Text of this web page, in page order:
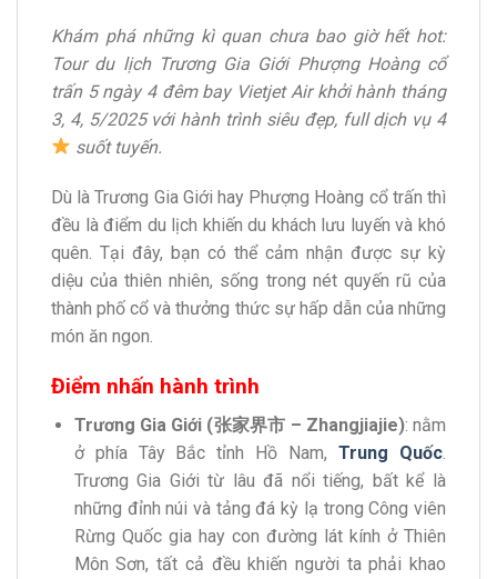
Khám phá những kì quan chưa bao giờ hết hot:
Tour du lịch Trương Gia Giới Phượng Hoàng cổ
trấn 5 ngày 4 đêm bay Vietjet Air khởi hành tháng
3, 4, 5/2025 với hành trình siêu đẹp, full dịch vụ 4
suốt tuyến.
Dù là Trương Gia Giới hay Phượng Hoàng cổ trấn thì
đều là điểm du lịch khiến du khách lưu luyến và khó
quên. Tại đây, bạn có thể cảm nhận được sự kỳ
diệu của thiên nhiên, sống trong nét quyến rũ của
thành phố cổ và thưởng thức sự hấp dẫn của những
món ăn ngon.
Điểm nhấn hành trình
Trương Gia Giới (张家界市 – Zhangjiajie): nằm
ở phía Tây Bắc tỉnh Hồ Nam,Trung Quốc
Trương Gia Giới từ lâu đã nổi tiếng, bất kể là
những đỉnh núi và tảng đá kỳ lạ trong Công viên
Rừng Quốc gia hay con đường lát kính ở Thiên
Môn Sơn, tất cả đều khiến người ta phải khao